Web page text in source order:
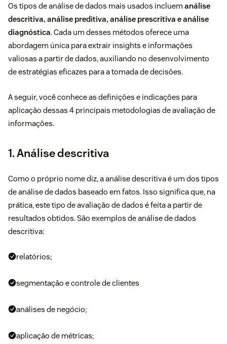
Os tipos de análise de dados mais usados incluem análise
descritiva, análise preditiva, análise prescritiva e análise
diagnóstica. Cada um desses métodos oferece uma
abordagem única para extrair insights e informações
valiosas a partir de dados, auxiliando no desenvolvimento
de estratégias eficazes para a tomada de decisões.
A seguir, você conhece as definições e indicações para
aplicação dessas 4 principais metodologias de avaliação de
informações.
1. Análise descritiva
Como o próprio nome diz, a análise descritiva é um dos tipos
de análise de dados baseado em fatos. Isso significa que, na
prática, este tipo de avaliação de dados é feita a partir de
resultados obtidos. São exemplos de análise de dados
descritiva:
relatórios;
segmentação e controle de clientes
análises de negócio;
aplicação de métricas;